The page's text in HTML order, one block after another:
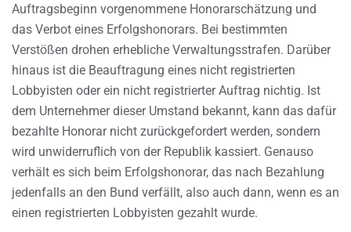
Auftragsbeginn vorgenommene Honorarschätzung und
das Verbot eines Erfolgshonorars. Bei bestimmten
Verstößen drohen erhebliche Verwaltungsstrafen. Darüber
hinaus ist die Beauftragung eines nicht registrierten
Lobbyisten oder ein nicht registrierter Auftrag nichtig. Ist
dem Unternehmer dieser Umstand bekannt, kann das dafür
bezahlte Honorar nicht zurückgefordert werden, sondern
wird unwiderruflich von der Republik kassiert. Genauso
verhält es sich beim Erfolgshonorar, das nach Bezahlung
jedenfalls an den Bund verfällt, also auch dann, wenn es an
einen registrierten Lobbyisten gezahlt wurde.